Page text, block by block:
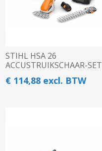
STIHL HSA 26
ACCUSTRUIKSCHAAR-SET
€ 114,88 excl. BTW